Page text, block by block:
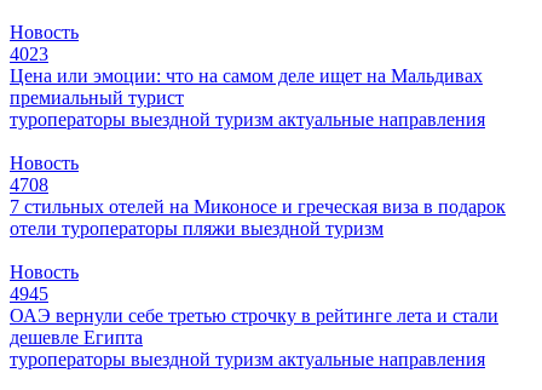
Новость
4023
Цена или эмоции: что на самом деле ищет на Мальдивах
премиальный турист
туроператоры выездной туризм актуальные направления
Новость
4708
7 стильных отелей на Миконосе и греческая виза в подарок
отели туроператоры пляжи выездной туризм
Новость
4945
ОАЭ вернули себе третью строчку в рейтинге лета и стали
дешевле Египта
туроператоры выездной туризм актуальные направления